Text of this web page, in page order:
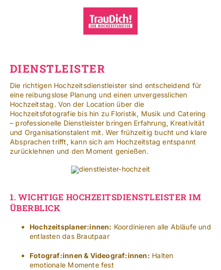
Mehr
SUCHE
NACH:
Leichte Sprache
DIENSTLEISTER
Die richtigen Hochzeitsdienstleister sind entscheidend für
eine reibungslose Planung und einen unvergesslichen
Hochzeitstag. Von der Location über die
Hochzeitsfotografie bis hin zu Floristik, Musik und Catering
– professionelle Dienstleister bringen Erfahrung, Kreativität
und Organisationstalent mit. Wer frühzeitig bucht und klare
Absprachen trifft, kann sich am Hochzeitstag entspannt
zurücklehnen und den Moment genießen.
1.WICHTIGE HOCHZEITSDIENSTLEISTER IM
ÜBERBLICK
Hochzeitsplaner:innen: Koordinieren alle Abläufe und
entlasten das Brautpaar
Fotograf:innen & Videograf:innen: Halten
emotionale Momente fest